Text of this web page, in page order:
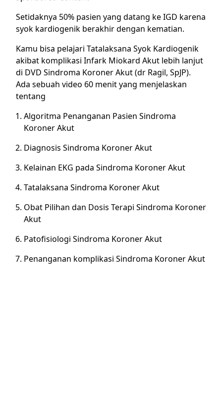
Setidaknya 50% pasien yang datang ke IGD karena
syok kardiogenik berakhir dengan kematian.
Kamu bisa pelajari Tatalaksana Syok Kardiogenik
akibat komplikasi Infark Miokard Akut lebih lanjut
di DVD Sindroma Koroner Akut (dr Ragil, SpJP).
Ada sebuah video 60 menit yang menjelaskan
tentang
Algoritma Penanganan Pasien Sindroma
Koroner Akut
Diagnosis Sindroma Koroner Akut
Kelainan EKG pada Sindroma Koroner Akut
Tatalaksana Sindroma Koroner Akut
Obat Pilihan dan Dosis Terapi Sindroma Koroner
Akut
Patofisiologi Sindroma Koroner Akut
Penanganan komplikasi Sindroma Koroner Akut